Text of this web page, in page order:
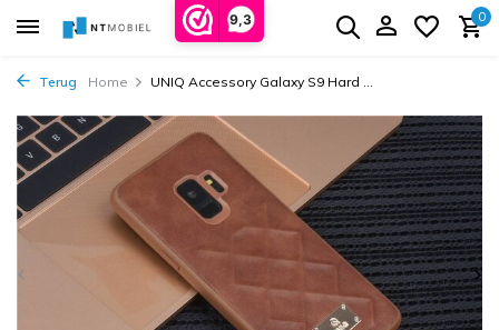
9,3 0
Terug Home UNIQ Accessory Galaxy S9 Hard ...